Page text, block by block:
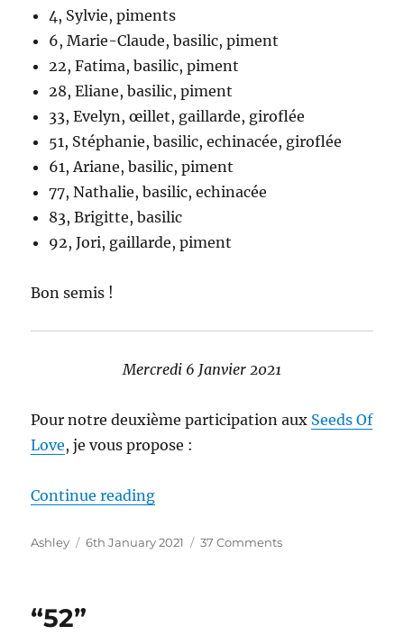
4, Sylvie, piments
6, Marie-Claude, basilic, piment
22, Fatima, basilic, piment
28, Eliane, basilic, piment
33, Evelyn, œillet, gaillarde, giroflée
51, Stéphanie, basilic, echinacée, giroflée
61, Ariane, basilic, piment
77, Nathalie, basilic, echinacée
83, Brigitte, basilic
92, Jori, gaillarde, piment
Bon semis !
Mercredi 6 Janvier 2021
Pour notre deuxième participation aux Seeds Of
Love, je vous propose :
Continue reading“Seeds Of Love 2021”
Author
Ashley
Posted
6th January 2021 37 Commentson
“52”